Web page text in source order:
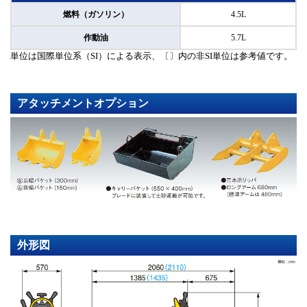
燃料（ガソリン） 4.5L
作動油 5.7L
単位は国際単位系（SI）による表示、〔〕内の非SI単位は参考値です。
アタッチメントオプション
外形図